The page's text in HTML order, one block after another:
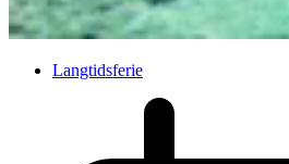
Langtidsferie